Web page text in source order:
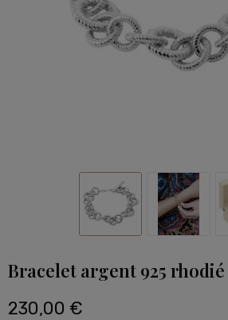
Bracelet argent 925 rhodié
230,00 €